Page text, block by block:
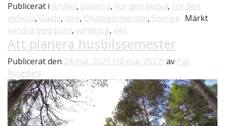
Publicerat i Artikel, Dalarna, För den aktiva, För den
nyfikna, Guide, Idre, Okategoriserade, Sverige Märkt
vandra med barn, vandring, vikt
Att planera husbilssemester
Publicerat den 24 maj, 2021 (30 maj, 2022) av Pär
Ringdahl